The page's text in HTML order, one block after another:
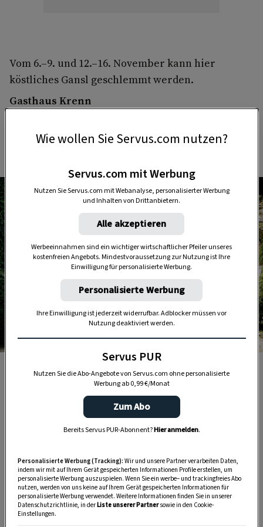
Vom 6.–9. und 12.–16. November kann hier
köstliches Gansl geschlemmt werden.
Gasthaus Krenn
+43 3682 22274
Foto: Thomas Gruber
Das Haus Pürgg Nr. 11 wurde 1510 erstmals urkundlich
erwähnt.
2. Stockerwirt
gediegenem wie gemütlichem
Landgasthofambiente. Aus der Küche kommt ein
Mix aus Tradition und Moderne, die Weidegänse
kommen aus dem Most- und dem Waldviertel.
Wie wollen Sie Servus.com nutzen?
Servus.com mit Werbung
Nutzen Sie Servus.com mit Webanalyse, personalisierter Werbung
und Inhalten von Drittanbietern.
Alle akzeptieren
Werbeeinnahmen sind ein wichtiger wirtschaftlicher Pfeiler unseres
kostenfreien Angebots. Mindestvoraussetzung zur Nutzung ist Ihre
Einwilligung für personalisierte Werbung.
Personalisierte Werbung
Ihre Einwilligung ist jederzeit widerrufbar. Adblocker müssen vor
Nutzung deaktiviert werden.
Servus PUR
Nutzen Sie die Abo-Angebote von Servus.com ohne personalisierte
Werbung ab 0,99 €/Monat
Zum Abo
Bereits Servus PUR-Abonnent?Hier anmelden.
Personalisierte Werbung (Tracking): Wir und unsere Partner verarbeiten Daten,
indem wir mit auf Ihrem Gerät gespeicherten Informationen Profile erstellen, um
personalisierte Werbung auszuspielen. Wenn Sie ein werbe– und trackingfreies Abo
nutzen, werden von uns keine auf Ihrem Gerät gespeicherten Informationen für
personalisierte Werbung verwendet. Weitere Informationen finden Sie in unserer
Datenschutzrichtlinie, in derListe unserer Partnersowie in den Cookie-
Einstellungen.